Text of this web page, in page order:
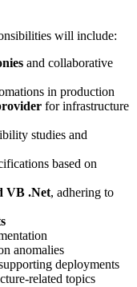
will include:
and collaborative
in production
for infrastructure
studies and
based on
VB .Net, adhering to
anomalies
deployments
related topics